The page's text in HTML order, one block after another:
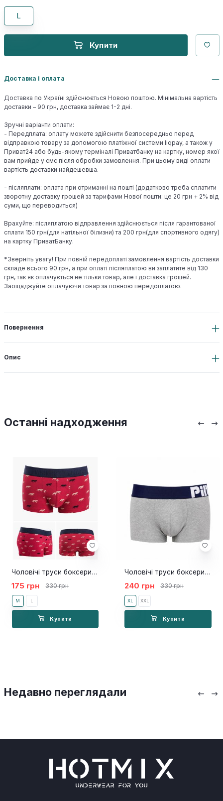
L
Купити
Доставка і оплата
Доставка по Україні здійснюється Новою поштою. Мінімальна вартість
доставки – 90 грн, доставка займає 1-2 дні.
Зручні варіанти оплати:
- Передплата: оплату можете здійснити безпосередньо перед
відправкою товару за допомогою платіжної системи liqpay, а також у
Приват24 або будь-якому терміналі Приватбанку на картку, номер якої
вам прийде у смс після обробки замовлення. При цьому виді оплати
вартість доставки найдешевша.
- післяплати: оплата при отриманні на пошті (додатково треба сплатити
зворотну доставку грошей за тарифами Нової пошти: це 20 грн + 2% від
суми, що переводиться)
Врахуйте: післяплатою відправлення здійснюється після гарантованої
сплати 150 грн(для натільної білизни) та 200 грн(для спортивного одягу)
на картку ПриватБанку.
*Зверніть увагу! При повній передоплаті замовлення вартість доставки
складе всього 90 грн, а при оплаті післяплатою ви заплатите від 130
грн, так як оплачується не тільки товар, але і доставка грошей.
Заощаджуйте оплачуючи товар за повною передоплатою.
Повернення
Опис
Останні надходження
Чоловічі труси боксери Pink Hero Wolf
175 грн 330 грн
M L
Купити
Чоловічі труси боксери Pink Hero Cotton grey
240 грн 330 грн
XL XXL
Купити
Недавно переглядали